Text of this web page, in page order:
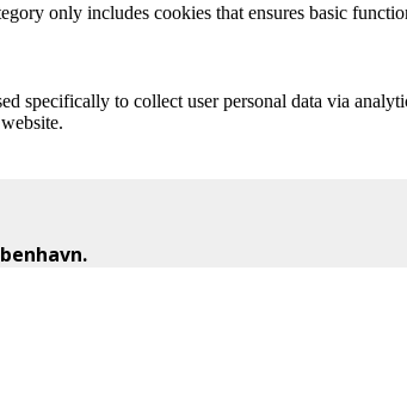
only includes cookies that ensures basic
to collect user personal data via